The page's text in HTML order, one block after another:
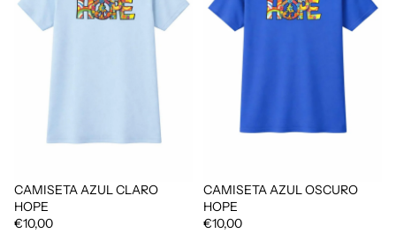
CAMISETA AZUL CLARO
HOPE
€10,00
CAMISETA AZUL OSCURO
HOPE
€10,00